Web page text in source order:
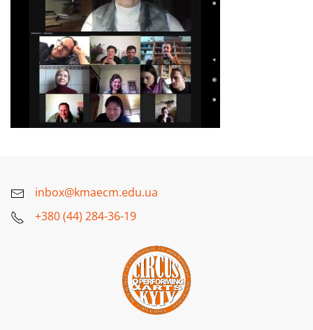
inbox@kmaecm.edu.ua
+380 (44) 284-36-19